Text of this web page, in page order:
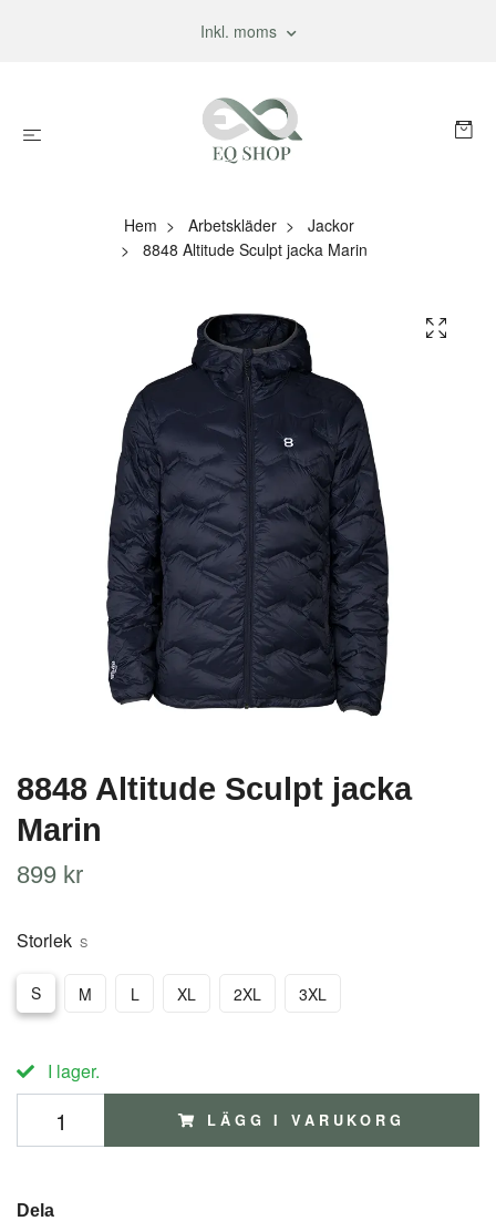
Inkl. moms
Hem Arbetskläder
Jackor
8848 Altitude Sculpt jacka Marin
8848 Altitude Sculpt jacka
Marin
899 kr
Storlek S
S M L XL 2XL 3XL
I lager.
LÄGG I VARUKORG
Dela